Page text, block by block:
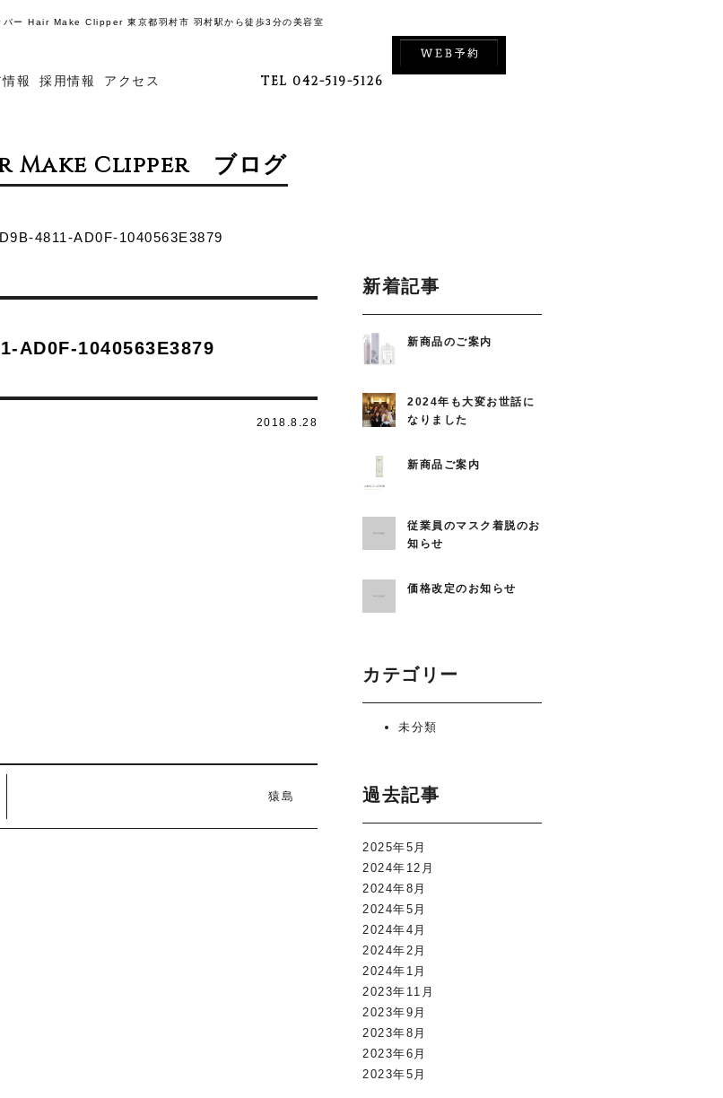
パー Hair Make Clipper 東京都羽村市 羽村駅から徒歩3分の美容室
報 採用情報 アクセス TEL 042-519-5126
Make Clipper ブログ
4811-AD0F-1040563E3879
AD0F-1040563E3879
2018.8.28
猿島
新着記事
新商品のご案内
2024年も大変お世話に
なりました
新商品ご案内
従業員のマスク着脱のお
知らせ
価格改定のお知らせ
カテゴリー
未分類
過去記事
2025年5月
2024年12月
2024年8月
2024年5月
2024年4月
2024年2月
2024年1月
2023年11月
2023年9月
2023年8月
2023年6月
2023年5月